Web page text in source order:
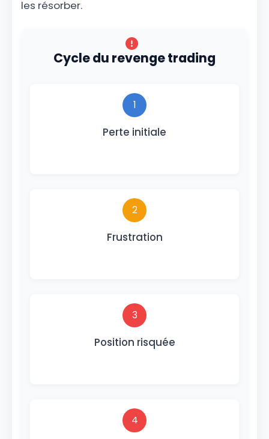
les résorber.
Cycle du revenge trading
1
Perte initiale
2
Frustration
3
Position risquée
4